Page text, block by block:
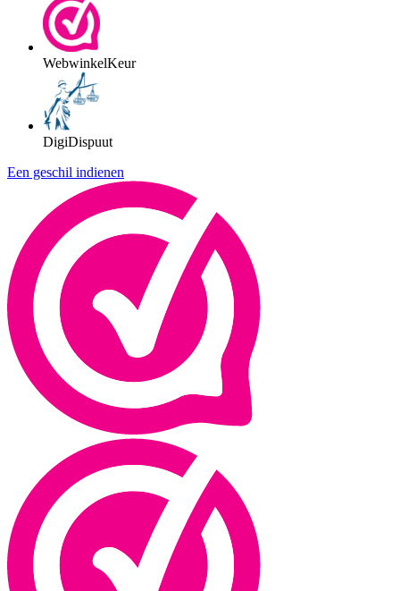
WebwinkelKeur
DigiDispuut
Een geschil indienen